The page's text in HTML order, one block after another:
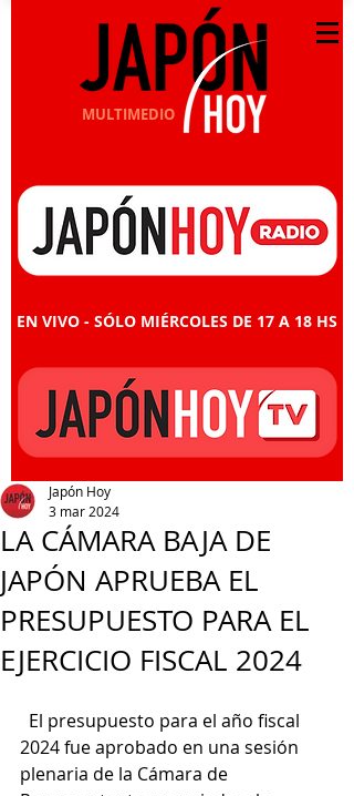
MULTIMEDIO
EN VIVO - SÓLO MIÉRCOLES DE 17 A 18 HS
LA CÁMARA BAJA DE
JAPÓN APRUEBA EL
PRESUPUESTO PARA EL
EJERCICIO FISCAL 2024
Japón Hoy
3 mar 2024
El presupuesto para el año fiscal
2024 fue aprobado en una sesión
plenaria de la Cámara de